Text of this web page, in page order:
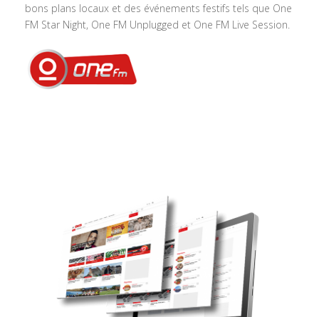
bons plans locaux et des événements festifs tels que One
FM Star Night, One FM Unplugged et One FM Live Session.